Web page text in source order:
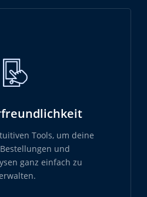
Tools, um deine
und
ganz einfach zu